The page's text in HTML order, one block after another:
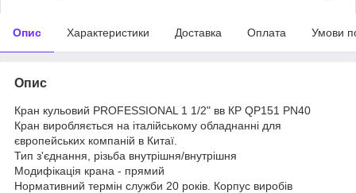
Опис Характеристики Доставка Оплата Умови
Опис
Кран кульовий PROFESSIONAL 1 1/2" вв КР QP151 PN40
Кран виробляється на італійському обладнанні для
європейських компаній в Китаї.
Тип з'єднання, різьба внутрішня/внутрішня
Модифікація крана - прямий
Нормативний термін служби 20 років. Корпус виробів